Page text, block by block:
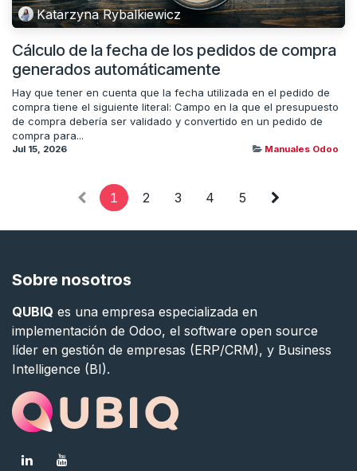
Katarzyna Rybalkiewicz
Cálculo de la fecha de los pedidos de compra
generados automáticamente
Hay que tener en cuenta que la fecha utilizada en el pedido de
compra tiene el siguiente literal: Campo en la que el presupuesto
de compra debería ser validado y convertido en un pedido de
compra para...
Jul 15, 2026 Manuales Odoo
1 2 3 4 5
Sobre nosotros
QUBIQ es una empresa especializada en
implementación de Odoo, el software open source
líder en gestión de empresas (ERP/CRM), y Business
Intelligence (BI).